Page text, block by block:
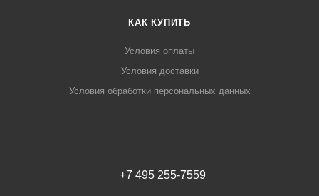
КАК КУПИТЬ
Условия оплаты
Условия доставки
Условия обработки персональных данных
+7 495 255-7559